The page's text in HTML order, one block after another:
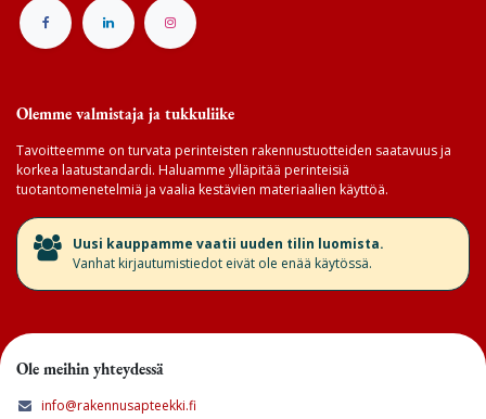
Olemme valmistaja ja tukkuliike
Tavoitteemme on turvata perinteisten rakennustuotteiden saatavuus ja
korkea laatustandardi. Haluamme ylläpitää perinteisiä
tuotantomenetelmiä ja vaalia kestävien materiaalien käyttöä.
​Uusi kauppamme vaatii uuden tilin luomista.
Vanhat kirjautumistiedot eivät ole enää käytössä.
Ole meihin yhteydessä
info@rakennusapteekki.fi